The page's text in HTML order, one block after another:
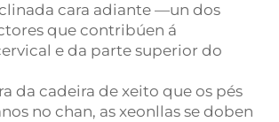
cara adiante —un dos
que contribúen á
e da parte superior do
da cadeira de xeito que os pés
no chan, as xeonllas se doben